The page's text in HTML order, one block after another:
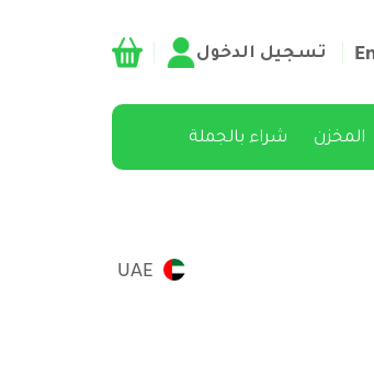
تسجيل الدخول
المخزن شراء بالجملة
UAE